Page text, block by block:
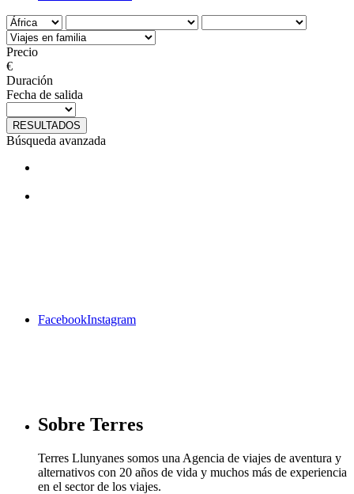
Precio
€
Duración
Fecha de salida
RESULTADOS
Búsqueda avanzada
FacebookInstagram
Sobre Terres
Terres Llunyanes somos una Agencia de viajes de aventura y
alternativos con 20 años de vida y muchos más de experiencia
en el sector de los viajes.